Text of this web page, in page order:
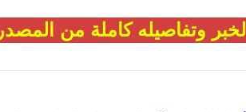
الخبر وتفاصيله كاملة من المصدر